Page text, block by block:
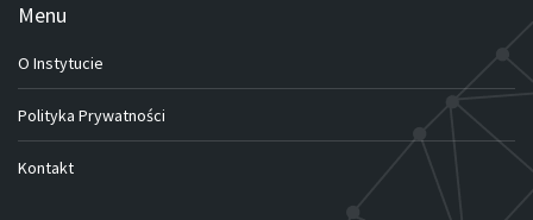
Menu
O Instytucie
Polityka Prywatności
Kontakt